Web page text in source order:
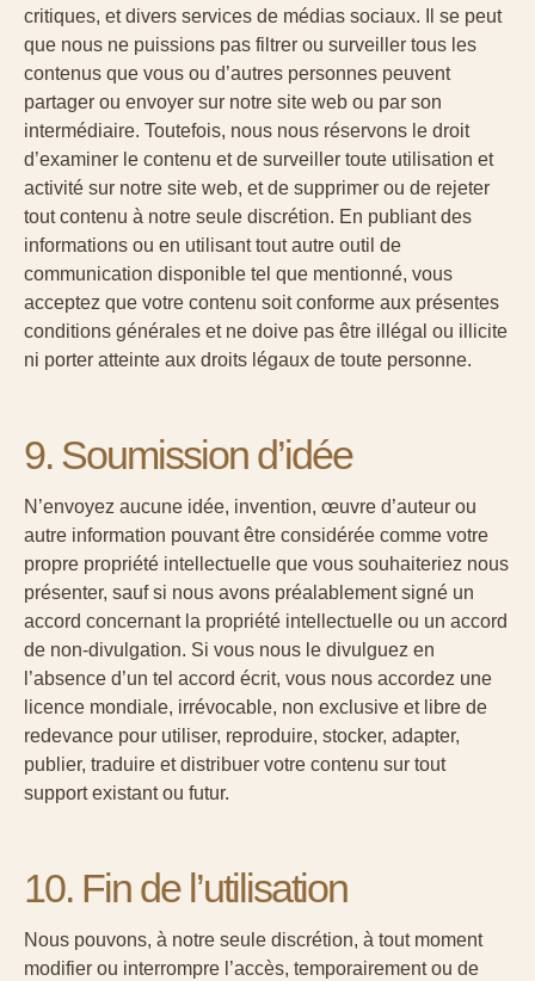
critiques, et divers services de médias sociaux. Il se peut
que nous ne puissions pas filtrer ou surveiller tous les
contenus que vous ou d’autres personnes peuvent
partager ou envoyer sur notre site web ou par son
intermédiaire. Toutefois, nous nous réservons le droit
d’examiner le contenu et de surveiller toute utilisation et
activité sur notre site web, et de supprimer ou de rejeter
tout contenu à notre seule discrétion. En publiant des
informations ou en utilisant tout autre outil de
communication disponible tel que mentionné, vous
acceptez que votre contenu soit conforme aux présentes
conditions générales et ne doive pas être illégal ou illicite
ni porter atteinte aux droits légaux de toute personne.
9. Soumission d’idée
N’envoyez aucune idée, invention, œuvre d’auteur ou
autre information pouvant être considérée comme votre
propre propriété intellectuelle que vous souhaiteriez nous
présenter, sauf si nous avons préalablement signé un
accord concernant la propriété intellectuelle ou un accord
de non-divulgation. Si vous nous le divulguez en
l’absence d’un tel accord écrit, vous nous accordez une
licence mondiale, irrévocable, non exclusive et libre de
redevance pour utiliser, reproduire, stocker, adapter,
publier, traduire et distribuer votre contenu sur tout
support existant ou futur.
10. Fin de l’utilisation
Nous pouvons, à notre seule discrétion, à tout moment
modifier ou interrompre l’accès, temporairement ou de